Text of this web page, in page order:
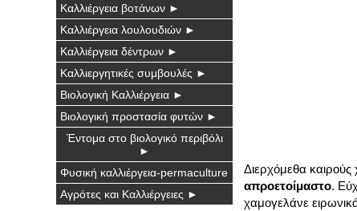
Διερχόμεθα
απροετοίμαστο.
χαμογελάνε
Καλλιέργεια βοτάνων ►
Καλλιέργεια λουλουδιών ►
Καλλιέργεια δέντρων ►
Καλλιεργητικές συμβουλές ►
Βιολογική Καλλιέργεια ►
Βιολογική προστασία φυτών ►
Έντομα στο βιολογικό περιβόλι
►
Φυσική καλλιέργεια-permaculture
Αγρότες και Καλλιέργειες ►